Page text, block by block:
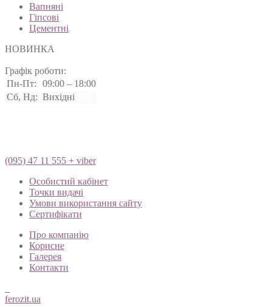
Вапняні
Гіпсові
Цементні
НОВИНКА
Графік роботи:
Пн-Пт:
09:00 – 18:00
Сб, Нд: Вихідні
(095) 47 11 555 + viber
Особистий кабінет
Точки видачі
Умови використання сайту
Сертифікати
Про компанію
Корисне
Галерея
Контакти
ferozit.ua